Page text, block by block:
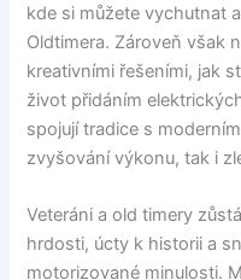
kde si můžete vychutnat
Oldtimera. Zároveň však
kreativními řešeními, jak
život přidáním
spojují tradice s
zvyšování výkonu, tak i
Veteráni a old timery
hrdosti, úcty k historii a
motorizované minulosti.